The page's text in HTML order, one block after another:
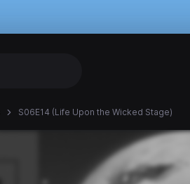
S06E14 (Life Upon the Wicked Stage)